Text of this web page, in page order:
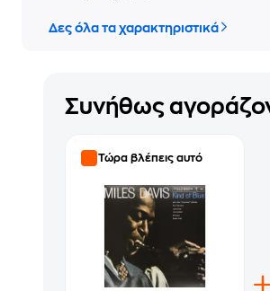
Δες όλα τα χαρακτηριστικά
Συνήθως
Τώρα βλέπεις αυτό